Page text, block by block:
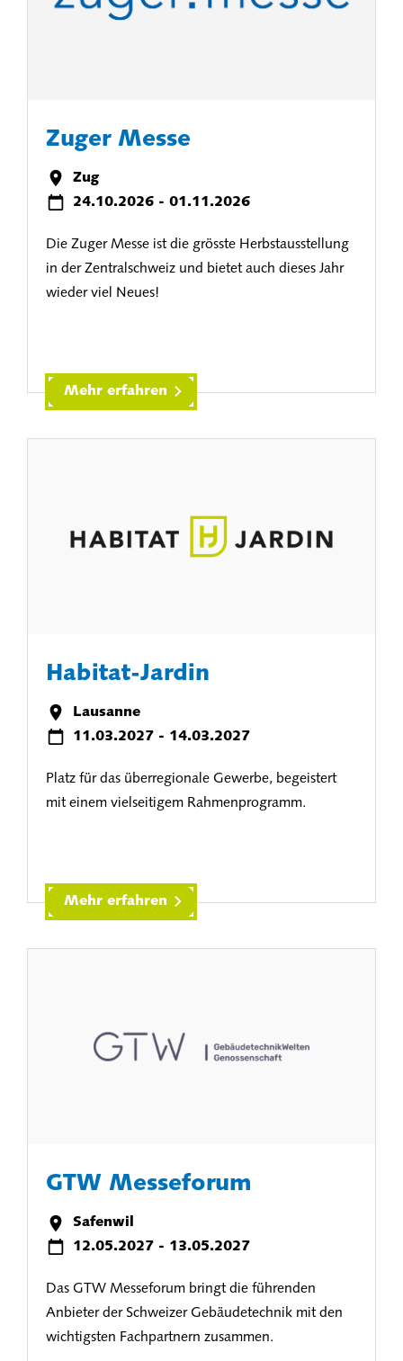
Zuger Messe
Zug
24.10.2026 - 01.11.2026
Die Zuger Messe ist die grösste Herbstausstellung
in der Zentralschweiz und bietet auch dieses Jahr
wieder viel Neues!
Mehr erfahren
Habitat-Jardin
Lausanne
11.03.2027 - 14.03.2027
Platz für das überregionale Gewerbe, begeistert
mit einem vielseitigem Rahmenprogramm.
Mehr erfahren
GTW Messeforum
Safenwil
12.05.2027 - 13.05.2027
Das GTW Messeforum bringt die führenden
Anbieter der Schweizer Gebäudetechnik mit den
wichtigsten Fachpartnern zusammen.